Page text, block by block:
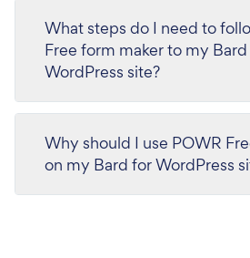
What steps do I need to
Free form maker to my
WordPress site?
Why should I use POWR
on my Bard for WordPress